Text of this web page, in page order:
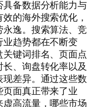
备数据分析能力与
的海外搜索优化，
逸。搜索算法、竞
趋势都在不断变
键词排名、页面点
、询盘转化率以及
差异。通过这些数
面真正带来了业
高流量，哪些市场